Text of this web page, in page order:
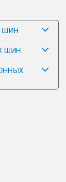
ШИН
ШИН